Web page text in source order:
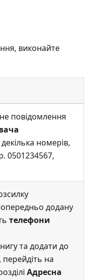
виконайте
повідомлення
номерів,
0501234567,
додану
телефони
та додати до
на
Адресна